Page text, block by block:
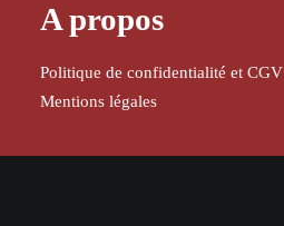
A propos
Politique de confidentialité et CGV
Mentions légales